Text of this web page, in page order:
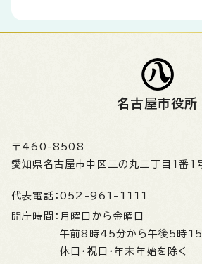
名古屋市役所
〒460-8508
愛知県名古屋市中区三の丸三丁目1番1
代表電話： 052-961-1111
開庁時間： 月曜日から金曜日
午前8時45分から午後5時15
休日・祝日・年末年始を除く